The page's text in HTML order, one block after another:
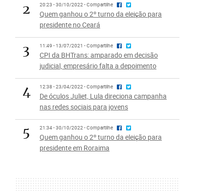
2 20:23 - 30/10/2022 - Compartilhe
Quem ganhou o 2º turno da eleição para
presidente no Ceará
3 11:49 - 13/07/2021 - Compartilhe
CPI da BHTrans: amparado em decisão
judicial, empresário falta a depoimento
4 12:38 - 23/04/2022 - Compartilhe
De óculos Juliet, Lula direciona campanha
nas redes sociais para jovens
5 21:34 - 30/10/2022 - Compartilhe
Quem ganhou o 2º turno da eleição para
presidente em Roraima